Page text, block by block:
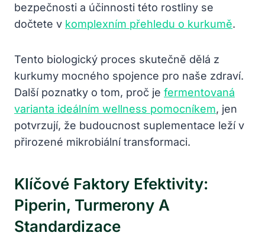
bezpečnosti a účinnosti této rostliny se
dočtete v komplexním přehledu o kurkumě.
Tento biologický proces skutečně dělá z
kurkumy mocného spojence pro naše zdraví.
Další poznatky o tom, proč je fermentovaná
varianta ideálním wellness pomocníkem, jen
potvrzují, že budoucnost suplementace leží v
přirozené mikrobiální transformaci.
Klíčové Faktory Efektivity:
Piperin, Turmerony A
Standardizace